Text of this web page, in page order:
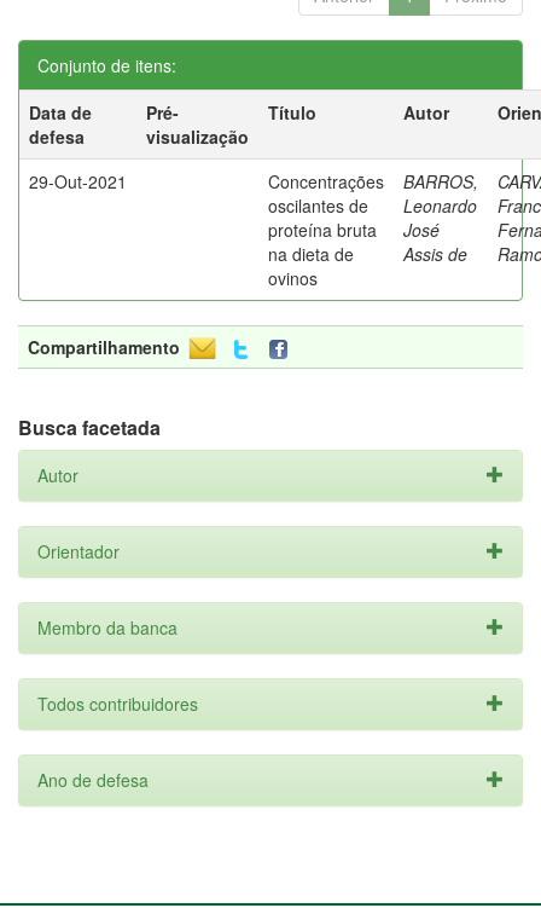
Conjunto de itens:
Data de
defesa
Pré-
visualização
Título Autor
29-Out-2021
Concentrações
oscilantes de
proteína bruta
na dieta de
ovinos
BARROS,
Leonardo
José
Assis de
Compartilhamento
Busca facetada
Autor
Orientador
Membro da banca
Todos contribuidores
Ano de defesa